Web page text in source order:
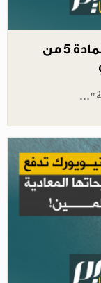
فيدان عن "اتفاقية مكة": مطابقة للمادة 5 من